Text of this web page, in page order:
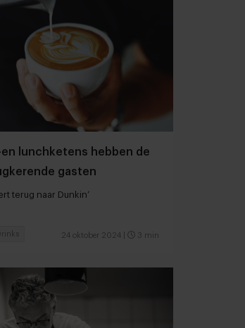
lunchketens hebben de
gasten
terug naar Dunkin’
24 oktober 2024 3 min
Drinks